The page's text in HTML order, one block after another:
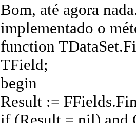
Bom, até agora
implementado o
function
TField;
begin
Result :=